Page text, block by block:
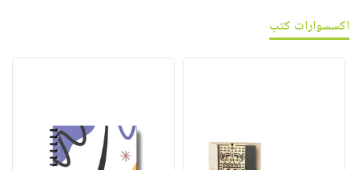
اكسسوارات كتب